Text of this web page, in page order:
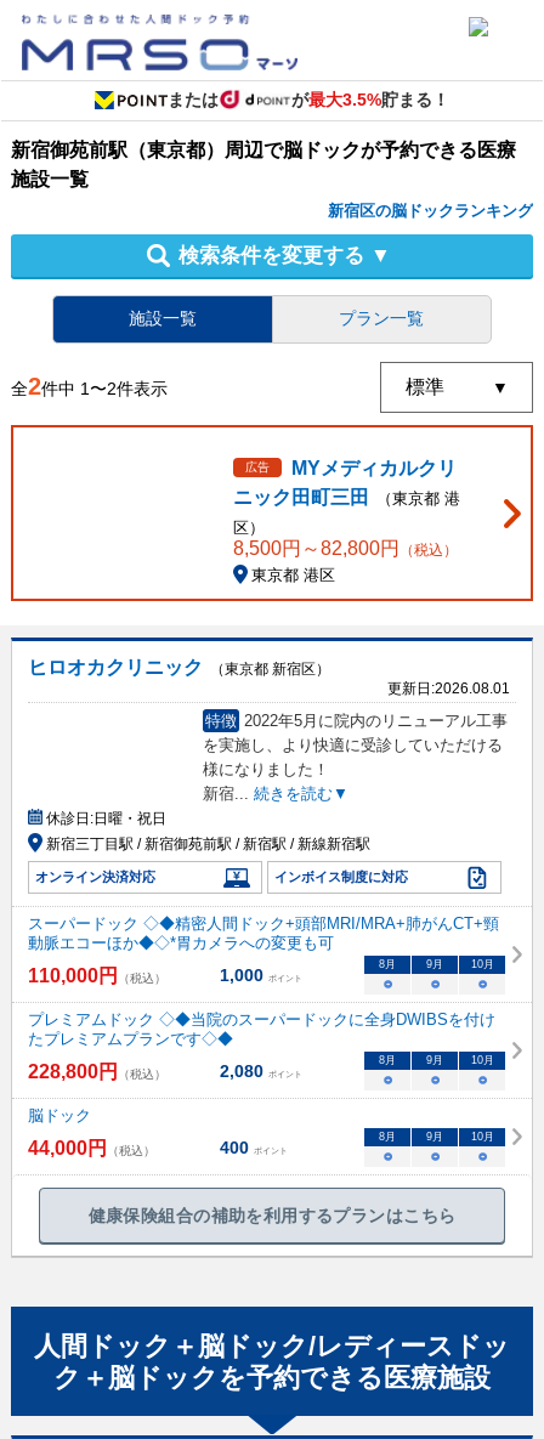
または が最大3.5%貯まる！
新宿御苑前駅（東京都）周辺で脳ドックが予約できる医療
施設一覧
新宿区の脳ドックランキング
検索条件を変更する ▼
施設一覧 プラン一覧
全2件中 1〜2件表示
広告
MYメディカルクリ
ニック田町三田
（東京都 港
区）
8,500円～82,800円 （税込）
東京都 港区
ヒロオカクリニック
（東京都 新宿区）
更新日:2026.08.01
特徴 2022年5月に院内のリニューアル工事
を実施し、より快適に受診していただける
様になりました！
新宿... 続きを読む▼
休診日:日曜・祝日
新宿三丁目駅 / 新宿御苑前駅 / 新宿駅 / 新線新宿駅
オンライン決済対応 インボイス制度に対応
スーパードック ◇◆精密人間ドック+頭部MRI/MRA+肺がんCT+頸
動脈エコーほか◆◇*胃カメラへの変更も可
110,000円 （税込） 1,000 ポイント
8月 9月 10月
○ ○ ○
プレミアムドック ◇◆当院のスーパードックに全身DWIBSを付け
たプレミアムプランです◇◆
228,800円 （税込） 2,080 ポイント
8月 9月 10月
○ ○ ○
脳ドック
44,000円 （税込） 400 ポイント
8月 9月 10月
○ ○ ○
健康保険組合の補助を利用するプランはこちら
人間ドック＋脳ドック/レディースドッ
ク＋脳ドック を予約できる 医療施設